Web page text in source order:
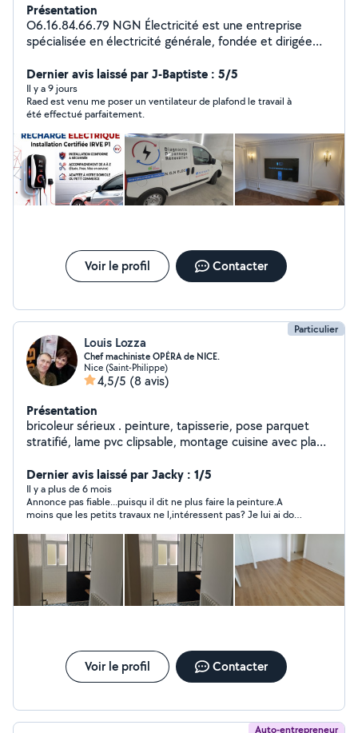
Présentation
O6.16.84.66.79 NGN Électricité est une entreprise
spécialisée en électricité générale, fondée et dirigée
basé à Nice. Titulaire d'un CAP et d'un Bac Pro MELEC,
j'interviens depuis plus de 8 ans auprès des particuliers
et des professionnels pour tous types de travaux
électriques. Que ce soit pour une installation électrique
neuve, une rénovation complète, un dépannage urgent,
un diagnostic de conformité ou une mise aux normes, je
propose un service complet, personnalisé et conforme
à la réglementation en vigueur (NF C 15-100). Implanté
à Nice, j'interviens rapidement dans un rayon de 25
succès et une satisfaction client reconnue. Mon
engagement repose sur des valeurs solides : rigueur,
qualité de service, sens du détail.
Dernier avis laissé par J-Baptiste : 5/5
Il y a 9 jours
Raed est venu me poser un ventilateur de plafond le travail à
été effectué parfaitement.
Voir le profil Contacter
Particulier
Louis Lozza
Chef machiniste OPÉRA de NICE.
Nice (Saint-Philippe)
4,5/5 (8 avis)
Présentation
bricoleur sérieux . peinture, tapisserie, pose parquet
stratifié, lame pvc clipsable, montage cuisine avec plan
Dernier avis laissé par Jacky : 1/5
Il y a plus de 6 mois
Annonce pas fiable...puisqu il dit ne plus faire la peinture.A
moins que les petits travaux ne l,intéressent pas? Je lui ai donc
Voir le profil Contacter
Auto-entrepreneur